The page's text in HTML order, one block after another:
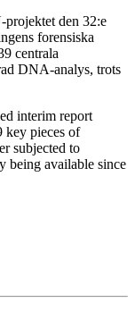
den 32:e
forensiska
centrala
DNA-analys, trots
interim report
key pieces of
subjected to
being available since